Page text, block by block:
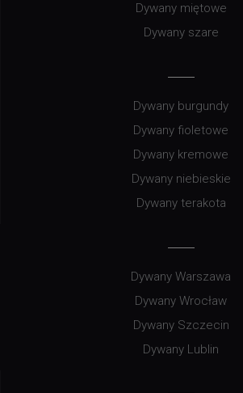
Dywany miętowe
Dywany szare
Dywany burgundy
Dywany fioletowe
Dywany kremowe
Dywany niebieskie
Dywany terakota
Dywany Warszawa
Dywany Wrocław
Dywany Szczecin
Dywany Lublin